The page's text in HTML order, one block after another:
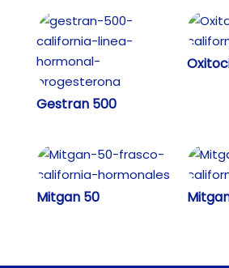
Gestran 500
Mitgan 50